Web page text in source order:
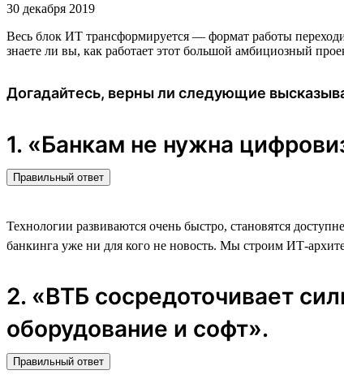
30 декабря 2019
Весь блок ИТ трансформируется — формат работы
знаете ли вы, как работает этот большой амбициозный
Догадайтесь, верны ли следующие
1. «Банкам не нужна
Правильный ответ
Технологии развиваются очень быстро, становятся
банкинга уже ни для кого не новость. Мы строим ИТ-
2. «ВТБ сосредоточивает
оборудование и софт».
Правильный ответ